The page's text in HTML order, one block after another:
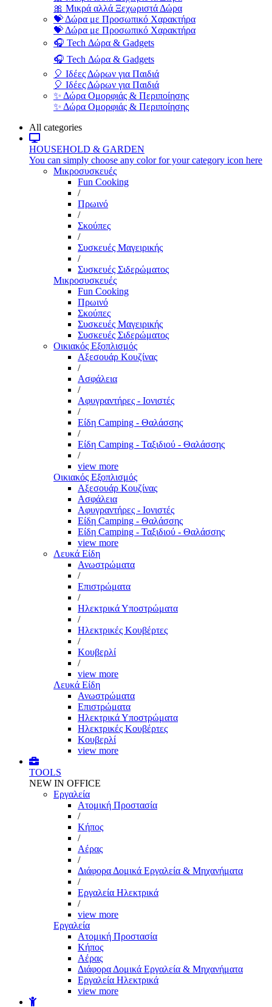
🎀 Μικρά αλλά Ξεχωριστά Δώρα
💝 Δώρα με Προσωπικό Χαρακτήρα
💝 Δώρα με Προσωπικό Χαρακτήρα
🎧 Tech Δώρα & Gadgets
🎧 Tech Δώρα & Gadgets
🎈 Ιδέες Δώρων για Παιδιά
🎈 Ιδέες Δώρων για Παιδιά
✨ Δώρα Ομορφιάς & Περιποίησης
✨ Δώρα Ομορφιάς & Περιποίησης
All categories
HOUSEHOLD & GARDEN
You can simply choose any color for your category icon here
Μικροσυσκευές
Fun Cooking
/
Πρωινό
/
Σκούπες
/
Συσκευές Μαγειρικής
/
Συσκευές Σιδερώματος
Μικροσυσκευές
Fun Cooking
Πρωινό
Σκούπες
Συσκευές Μαγειρικής
Συσκευές Σιδερώματος
Οικιακός Εξοπλισμός
Αξεσουάρ Κουζίνας
/
Ασφάλεια
/
Αφυγραντήρες - Ιονιστές
/
Είδη Camping - Θαλάσσης
/
Είδη Camping - Ταξιδιού - Θαλάσσης
/
view more
Οικιακός Εξοπλισμός
Αξεσουάρ Κουζίνας
Ασφάλεια
Αφυγραντήρες - Ιονιστές
Είδη Camping - Θαλάσσης
Είδη Camping - Ταξιδιού - Θαλάσσης
view more
Λευκά Είδη
Ανωστρώματα
/
Επιστρώματα
/
Ηλεκτρικά Υποστρώματα
/
Ηλεκτρικές Κουβέρτες
/
Κουβερλί
/
view more
Λευκά Είδη
Ανωστρώματα
Επιστρώματα
Ηλεκτρικά Υποστρώματα
Ηλεκτρικές Κουβέρτες
Κουβερλί
view more
TOOLS
NEW IN OFFICE
Εργαλεία
Aτομική Προστασία
/
Kήπος
/
Αέρας
/
Διάφορα Δομικά Εργαλεία & Μηχανήματα
/
Εργαλεία Ηλεκτρικά
/
view more
Εργαλεία
Aτομική Προστασία
Kήπος
Αέρας
Διάφορα Δομικά Εργαλεία & Μηχανήματα
Εργαλεία Ηλεκτρικά
view more